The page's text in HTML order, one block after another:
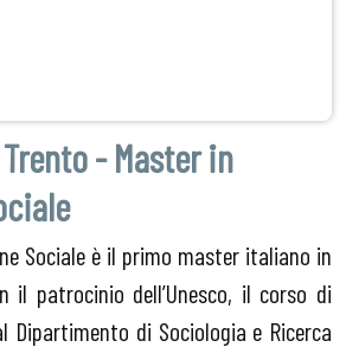
- Master in
Sociale è il primo master italiano in
patrocinio dell’Unesco, il corso di
Dipartimento di Sociologia e Ricerca